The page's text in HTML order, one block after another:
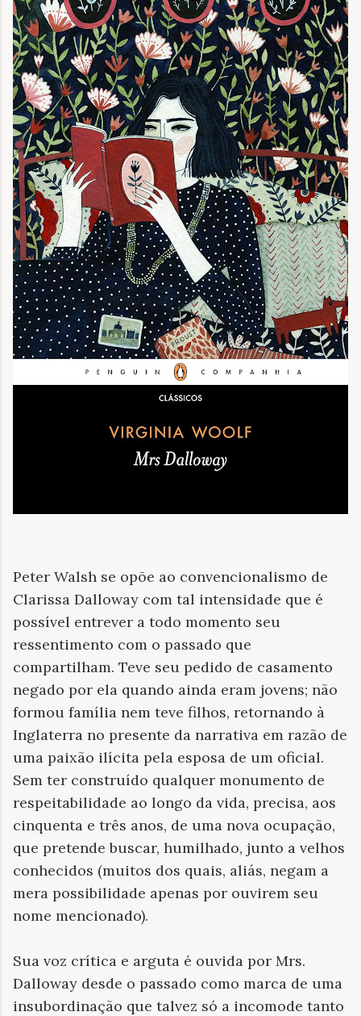
Peter Walsh se opõe ao convencionalismo de
Clarissa Dalloway com tal intensidade que é
possível entrever a todo momento seu
ressentimento com o passado que
compartilham. Teve seu pedido de casamento
negado por ela quando ainda eram jovens; não
formou família nem teve filhos, retornando à
Inglaterra no presente da narrativa em razão de
uma paixão ilícita pela esposa de um oficial.
Sem ter construído qualquer monumento de
respeitabilidade ao longo da vida, precisa, aos
cinquenta e três anos, de uma nova ocupação,
que pretende buscar, humilhado, junto a velhos
conhecidos (muitos dos quais, aliás, negam a
mera possibilidade apenas por ouvirem seu
nome mencionado).
Sua voz crítica e arguta é ouvida por Mrs.
Dalloway desde o passado como marca de uma
insubordinação que talvez só a incomode tanto